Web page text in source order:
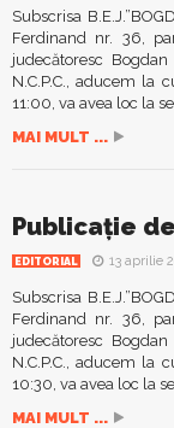
Subscrisa
Ferdinand nr. 36,
judecătoresc
N.C.P.C., aducem la
11:00, va avea loc la
MAI MULT ...
Publicație
EDITORIAL 13 aprilie
Subscrisa
Ferdinand nr. 36,
judecătoresc
N.C.P.C., aducem la
10:30, va avea loc la
MAI MULT ...